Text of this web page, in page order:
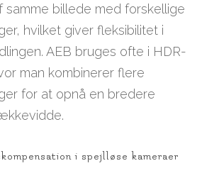
samme billede med forskellige
hvilket giver fleksibilitet i
AEB bruges ofte i HDR-
man kombinerer flere
for at opnå en bredere
i spejlløse kameraer